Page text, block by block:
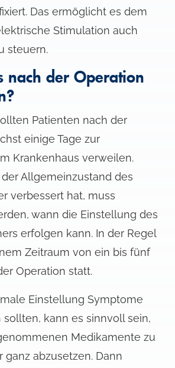
Das ermöglicht es dem
Stimulation auch
steuern.
nach der Operation
Patienten nach der
einige Tage zur
Krankenhaus verweilen.
Allgemeinzustand des
verbessert hat, muss
wann die Einstellung des
erfolgen kann. In der Regel
Zeitraum von ein bis fünf
Operation statt.
Einstellung Symptome
kann es sinnvoll sein,
Medikamente zu
ganz abzusetzen. Dann